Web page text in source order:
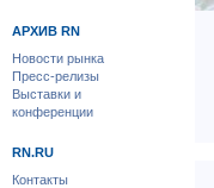
АРХИВ RN
Новости рынка
Пресс-релизы
Выставки и
конференции
RN.RU
Контакты